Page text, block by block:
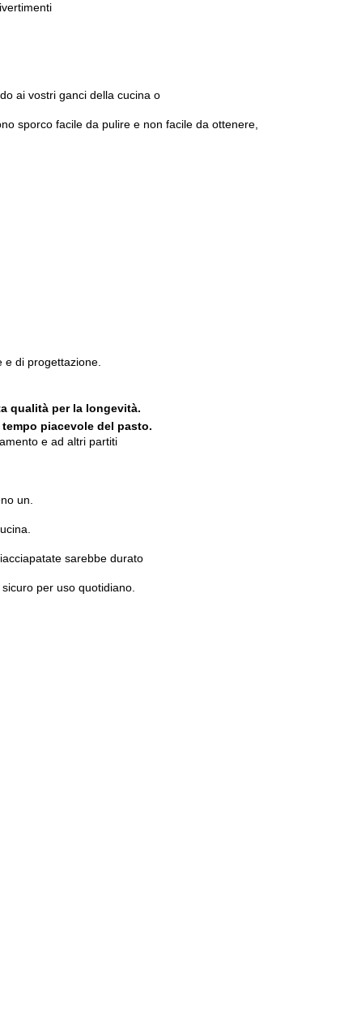
ai vostri ganci della cucina o
sporco facile da pulire e non facile da ottenere,
di progettazione.
qualità per la longevità.
piacevole del pasto.
e ad altri partiti
un.
sarebbe durato
per uso quotidiano.